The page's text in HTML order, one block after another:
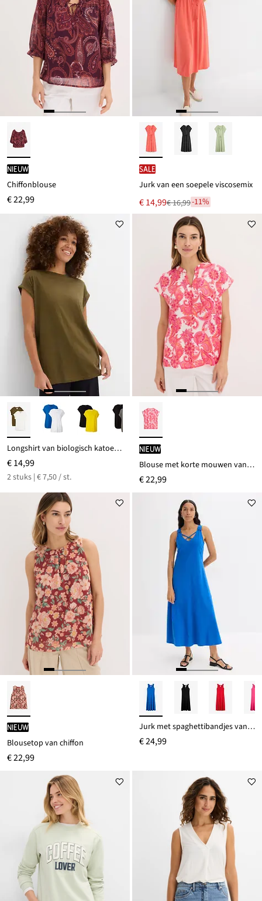
Nieuw
Chiffonblouse
€ 22,99
SALE
Jurk van een soepele viscosemix
Nu
voor
€ 14,99
Van € 16,99-11%
Longshirt van biologisch katoen (set van 2)
€ 14,99
2 stuks | € 7,50 / st.
Nieuw
Blouse met korte mouwen van soepel satijn
€ 22,99
Nieuw
Blousetop van chiffon
€ 22,99
Jurk met spaghettibandjes van biologisch katoen
€ 24,99